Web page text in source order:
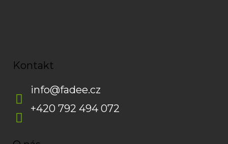
Kontakt
info@fadee.cz
+420 792 494 072